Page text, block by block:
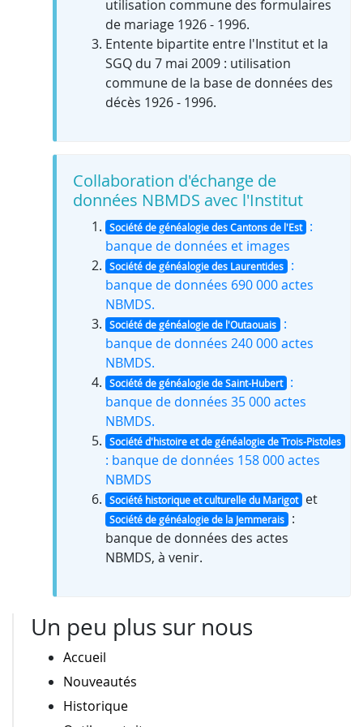
utilisation commune des formulaires
de mariage 1926 - 1996.
Entente bipartite entre l'Institut et la
SGQ du 7 mai 2009 : utilisation
commune de la base de données des
décès 1926 - 1996.
Collaboration d'échange de
données NBMDS avec l'Institut
Société de généalogie des Cantons de l'Est :
banque de données et images
Société de généalogie des Laurentides :
banque de données 690 000 actes
NBMDS.
Société de généalogie de l'Outaouais :
banque de données 240 000 actes
NBMDS.
Société de généalogie de Saint-Hubert :
banque de données 35 000 actes
NBMDS.
Société d'histoire et de généalogie de Trois-Pistoles
: banque de données 158 000 actes
NBMDS
Société historique et culturelle du Marigot et
Société de généalogie de la Jemmerais :
banque de données des actes
NBMDS, à venir.
Un peu plus sur nous
Accueil
Nouveautés
Historique